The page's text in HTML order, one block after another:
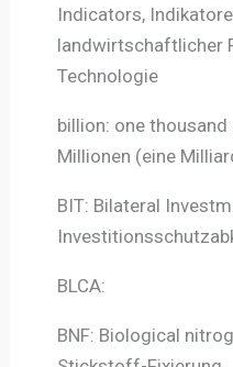
Indicators,
landwirtschaftlicher
Technologie
billion: one
Millionen (eine
BIT: Bilateral
BLCA:
BNF: Biological